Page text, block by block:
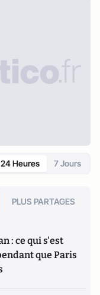
24 Heures 7 Jours
PLUS PARTAGES
: ce qui s'est
que Paris